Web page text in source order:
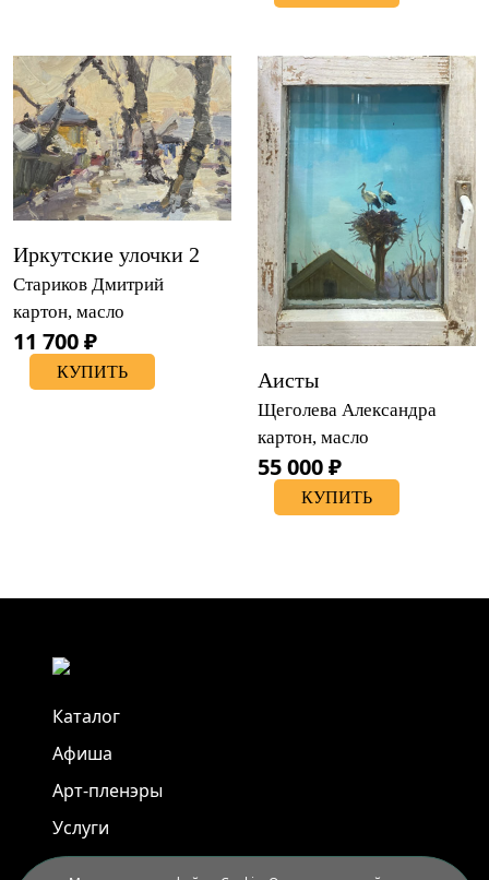
Иркутские улочки 2
Стариков Дмитрий
картон, масло
11 700 ₽
КУПИТЬ Аисты
Щеголева Александра
картон, масло
55 000 ₽
КУПИТЬ
Каталог
Афиша
Арт-пленэры
Услуги